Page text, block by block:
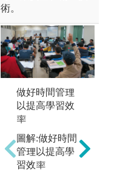
術。
本系鼓勵專題
生將其專題研
究結果發表於
國內相關的學
術會議，除了
做好時間管理
以提高學習效
率
圖解:做好時間
管理以提高學
習效率